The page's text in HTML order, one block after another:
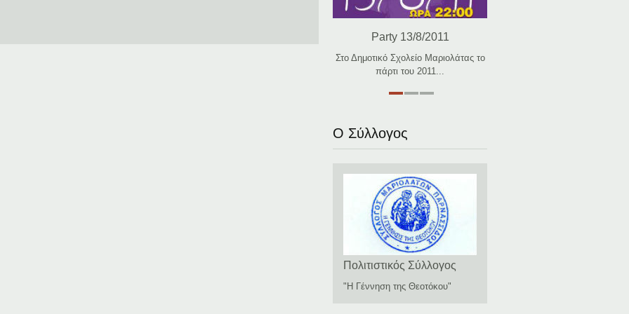
Party 13/8/2011
Στο Δημοτικό Σχολείο Μαριολάτας το
πάρτι του 2011...
Ο Σύλλογος
Πολιτιστικός Σύλλογος
"Η Γέννηση της Θεοτόκου"